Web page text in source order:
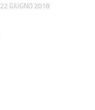
22 GIUGNO 2018